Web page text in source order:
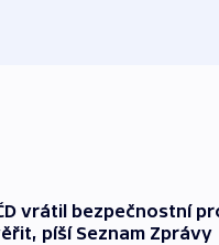
vrátil bezpečnostní
píší Seznam Zprávy